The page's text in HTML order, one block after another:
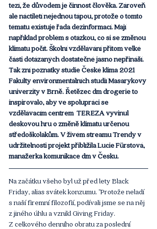
tezí, že důvodem je činnost člověka. Zároveň
ale náctiletí nejednou tápou, protože o tomto
tématu existuje řada dezinformací. Mají
například problém s otázkou, co si se změnou
klimatu počít. Školní vzdělávání přitom velké
části dotázaných dostatečné jasno nepřináší.
Tak zní poznatky studie České klima 2021
Fakulty environmentálních studií Masarykovy
univerzity v Brně. Řetězec dm drogerie to
inspirovalo, aby ve spolupráci se
vzdělávacím centrem  TEREZA vyvinul
deskovou hru o změně klimatu určenou
středoškolákům. V živém streamu Trendy v
udržitelnosti projekt přiblížila Lucie Fürstová,
manažerka komunikace dm v Česku.
Na začátku všeho byl už před lety Black
Friday, alias svátek konzumu. "Protože neladí
s naší firemní filozofií, podívali jsme se na něj
z jiného úhlu a vznikl Giving Friday.
Z celkového denního obratu za poslední